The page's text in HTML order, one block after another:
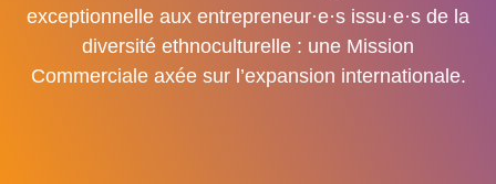
exceptionnelle aux entrepreneur·e·s issu·e·s de la
diversité ethnoculturelle : une Mission
Commerciale axée sur l’expansion internationale.